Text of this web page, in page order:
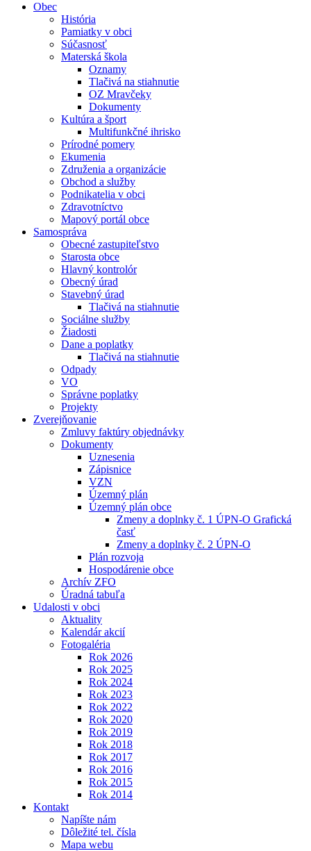
Obec
História
Pamiatky v obci
Súčasnosť
Materská škola
Oznamy
Tlačivá na stiahnutie
OZ Mravčeky
Dokumenty
Kultúra a šport
Multifunkčné ihrisko
Prírodné pomery
Ekumenia
Združenia a organizácie
Obchod a služby
Podnikatelia v obci
Zdravotníctvo
Mapový portál obce
Samospráva
Obecné zastupiteľstvo
Starosta obce
Hlavný kontrolór
Obecný úrad
Stavebný úrad
Tlačivá na stiahnutie
Sociálne služby
Žiadosti
Dane a poplatky
Tlačivá na stiahnutie
Odpady
VO
Správne poplatky
Projekty
Zverejňovanie
Zmluvy faktúry objednávky
Dokumenty
Uznesenia
Zápisnice
VZN
Územný plán
Územný plán obce
Zmeny a doplnky č. 1 ÚPN-O Grafická
časť
Zmeny a doplnky č. 2 ÚPN-O
Plán rozvoja
Hospodárenie obce
Archív ZFO
Úradná tabuľa
Udalosti v obci
Aktuality
Kalendár akcií
Fotogaléria
Rok 2026
Rok 2025
Rok 2024
Rok 2023
Rok 2022
Rok 2020
Rok 2019
Rok 2018
Rok 2017
Rok 2016
Rok 2015
Rok 2014
Kontakt
Napíšte nám
Dôležité tel. čísla
Mapa webu